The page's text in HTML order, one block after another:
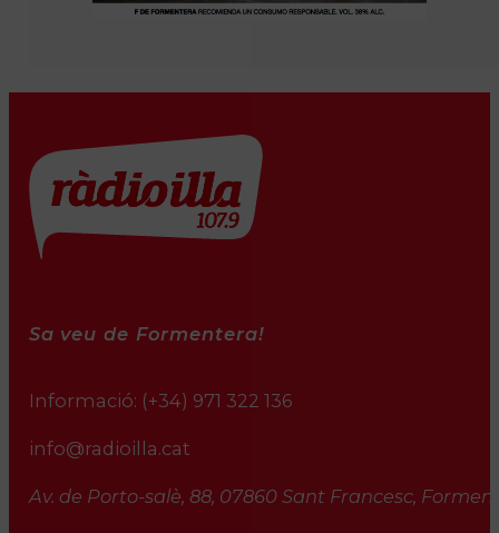
Sa veu de Formentera!
Informació: (+34) 971 322 136
info@radioilla.cat
Av. de Porto-salè, 88, 07860 Sant Francesc,